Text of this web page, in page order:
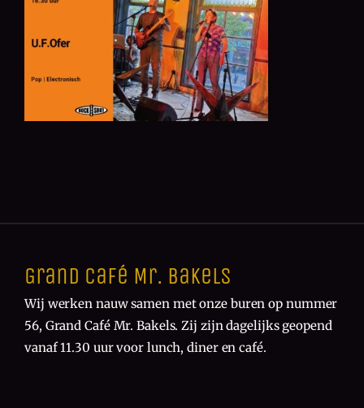
Grand Café Mr. Bakels
Wij werken nauw samen met onze buren op nummer
56, Grand Café Mr. Bakels. Zij zijn dagelijks geopend
vanaf 11.30 uur voor lunch, diner en café.